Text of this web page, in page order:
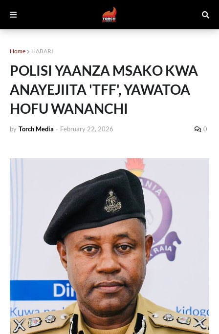
Home HABARI
POLISI YAANZA MSAKO KWA
ANAYEJIITA 'TFF', YAWATOA
HOFU WANANCHI
by Torch Media - February 22, 2026 0